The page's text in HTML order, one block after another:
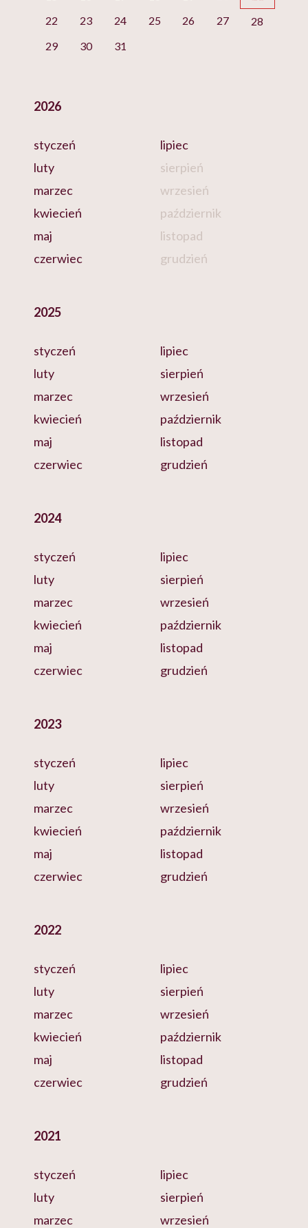
22
23 24 25 26 27
28
29
30 31
2026
styczeń
luty
marzec
kwiecień
maj
czerwiec
lipiec
sierpień
wrzesień
październik
listopad
grudzień
2025
styczeń
luty
marzec
kwiecień
maj
czerwiec
lipiec
sierpień
wrzesień
październik
listopad
grudzień
2024
styczeń
luty
marzec
kwiecień
maj
czerwiec
lipiec
sierpień
wrzesień
październik
listopad
grudzień
2023
styczeń
luty
marzec
kwiecień
maj
czerwiec
lipiec
sierpień
wrzesień
październik
listopad
grudzień
2022
styczeń
luty
marzec
kwiecień
maj
czerwiec
lipiec
sierpień
wrzesień
październik
listopad
grudzień
2021
styczeń
luty
marzec
lipiec
sierpień
wrzesień